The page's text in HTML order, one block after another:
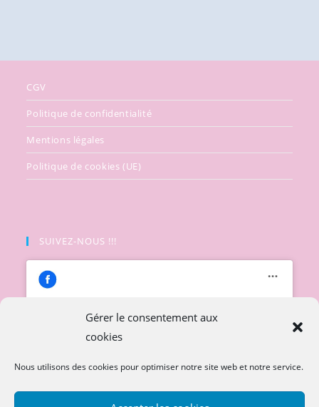
Gérer le consentement aux
cookies
Nous utilisons des cookies pour optimiser notre site web et notre service.
CGV
Politique de confidentialité
Mentions légales
Politique de cookies (UE)
SUIVEZ-NOUS !!!
marketing et activer ce contenu